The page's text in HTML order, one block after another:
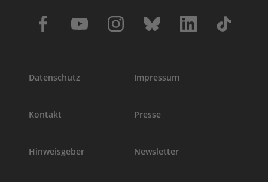
Datenschutz Impressum
Kontakt Presse
Hinweisgeber Newsletter